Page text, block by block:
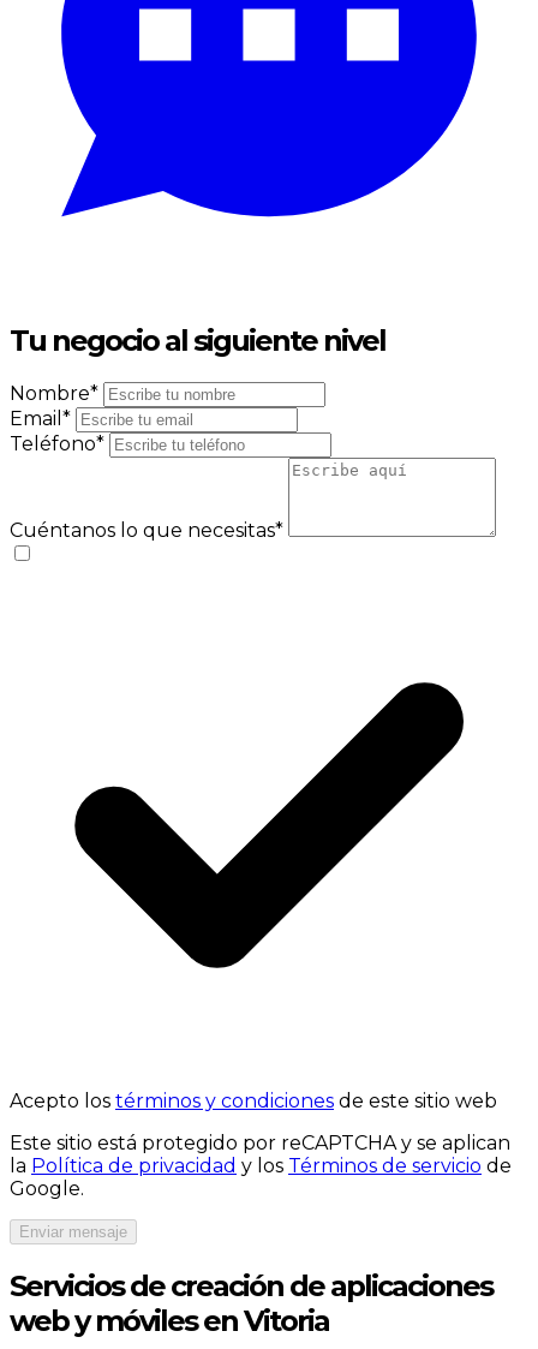
Tu negocioal siguiente nivel
Nombre*
Email*
Teléfono*
Cuéntanos lo que necesitas*
Acepto los términos y condiciones de este sitio web
Este sitio está protegido por reCAPTCHA y se aplican
la Política de privacidad y los Términos de servicio de
Google.
Enviar mensaje
Servicios de creación de aplicaciones
web y móviles en Vitoria